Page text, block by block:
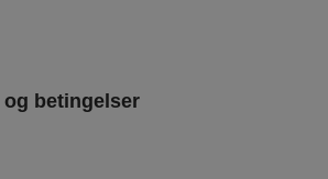
betingelser